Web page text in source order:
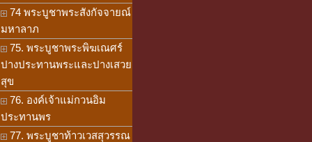
74 พระบูชาพระสังกัจจายณ์
มหาลาภ
75. พระบูชาพระพิฆเณศร์
ปางประทานพระและปางเสวย
สุข
76. องค์เจ้าแม่กวนอิม
ประทานพร
77. พระบูชาท้าวเวสสุวรรณ